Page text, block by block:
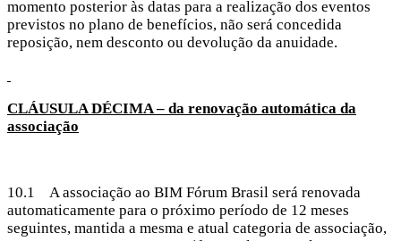
momento posterior às datas para a realização dos eventos
previstos no plano de benefícios, não será concedida
reposição, nem desconto ou devolução da anuidade.
CLÁUSULA DÉCIMA – da renovação automática da
associação
10.1 A associação ao BIM Fórum Brasil será renovada
automaticamente para o próximo período de 12 meses
seguintes, mantida a mesma e atual categoria de associação,